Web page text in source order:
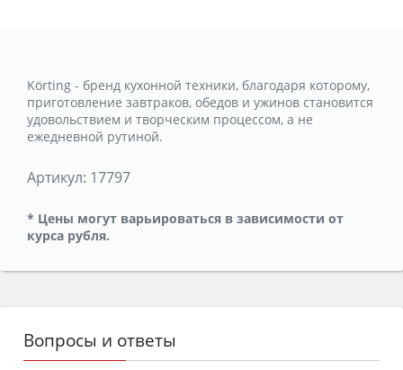
Körting - бренд кухонной техники, благодаря которому,
приготовление завтраков, обедов и ужинов становится
удовольствием и творческим процессом, а не
ежедневной рутиной.
Артикул: 17797
* Цены могут варьироваться в зависимости от
курса рубля.
Вопросы и ответы